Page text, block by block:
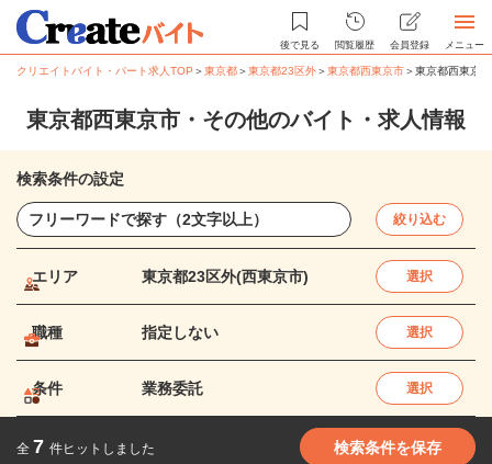
後で見る 閲覧履歴 会員登録 メニュー
クリエイトバイト・パート求人TOP ＞東京都＞東京都23区外＞東京都西東京市＞東京都西東京
東京都西東京市・その他のバイト・求人情報
検索条件の設定
絞り込む
エリア 東京都23区外(西東京市) 選択
職種 指定しない 選択
条件 業務委託 選択
全 7 件ヒットしました 検索条件を保存